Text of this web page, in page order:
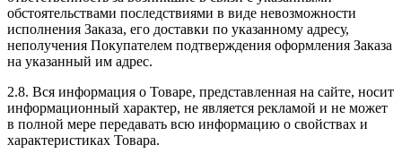
обстоятельствами последствиями в виде невозможности
исполнения Заказа, его доставки по указанному адресу,
неполучения Покупателем подтверждения оформления Заказа
на указанный им адрес.
2.8. Вся информация о Товаре, представленная на сайте, носит
информационный характер, не является рекламой и не может
в полной мере передавать всю информацию о свойствах и
характеристиках Товара.